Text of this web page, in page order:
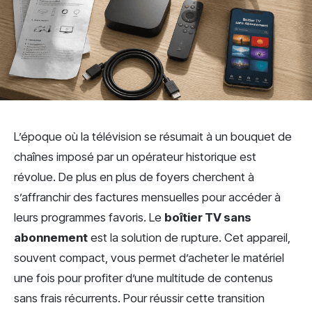
L’époque où la télévision se résumait à un bouquet de
chaînes imposé par un opérateur historique est
révolue. De plus en plus de foyers cherchent à
s’affranchir des factures mensuelles pour accéder à
leurs programmes favoris. Le boîtier TV sans
abonnement est la solution de rupture. Cet appareil,
souvent compact, vous permet d’acheter le matériel
une fois pour profiter d’une multitude de contenus
sans frais récurrents. Pour réussir cette transition